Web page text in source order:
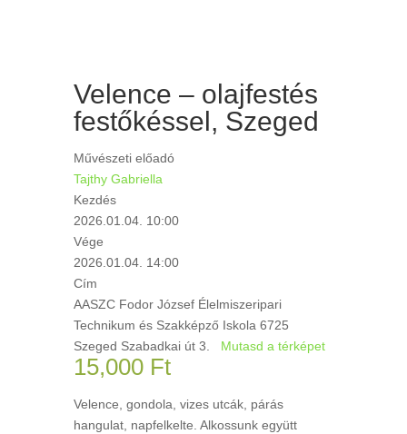
Velence – olajfestés
festőkéssel, Szeged
Művészeti előadó
Tajthy Gabriella
Kezdés
2026.01.04. 10:00
Vége
2026.01.04. 14:00
Cím
AASZC Fodor József Élelmiszeripari
Technikum és Szakképző Iskola 6725
Szeged Szabadkai út 3. Mutasd a térképet
15,000 Ft
Velence, gondola, vizes utcák, párás
hangulat, napfelkelte. Alkossunk együtt